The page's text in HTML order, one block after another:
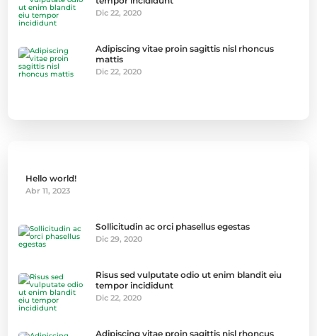
Dic 22, 2020
Adipiscing vitae proin sagittis nisl rhoncus
mattis
Dic 22, 2020
Hello world!
Abr 11, 2023
Sollicitudin ac orci phasellus egestas
Dic 29, 2020
Risus sed vulputate odio ut enim blandit eiu
tempor incididunt
Dic 22, 2020
Adipiscing vitae proin sagittis nisl rhoncus